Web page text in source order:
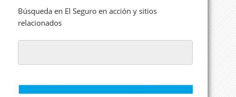
Búsqueda en El Seguro en acción y sitios
relacionados